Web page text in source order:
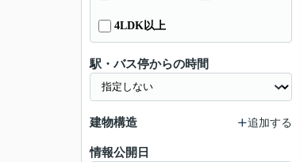
4LDK以上
駅・バス停からの時間
建物構造 追加する
情報公開日